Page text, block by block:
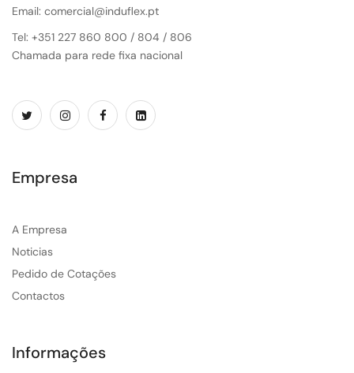
Email: comercial@induflex.pt
Tel: +351 227 860 800 / 804 / 806
Chamada para rede fixa nacional
Empresa
A Empresa
Noticias
Pedido de Cotações
Contactos
Informações